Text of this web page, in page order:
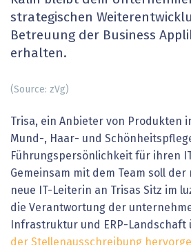
strategischen
Betreuung der Business
erhalten.
(Source: zVg)
Trisa, ein Anbieter von Produkten
Mund-, Haar- und
Führungspersönlichkeit für ihren
Gemeinsam mit dem Team soll der
neue IT-Leiterin an Trisas Sitz im
die Verantwortung der
Infrastruktur und ERP-Landschaft
der Stellenausschreibung